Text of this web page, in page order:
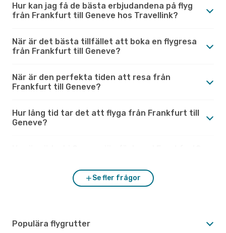
Hur kan jag få de bästa erbjudandena på flyg
från Frankfurt till Geneve hos Travellink?
När är det bästa tillfället att boka en flygresa
från Frankfurt till Geneve?
När är den perfekta tiden att resa från
Frankfurt till Geneve?
Hur lång tid tar det att flyga från Frankfurt till
Geneve?
Se fler frågor
Populära flygrutter